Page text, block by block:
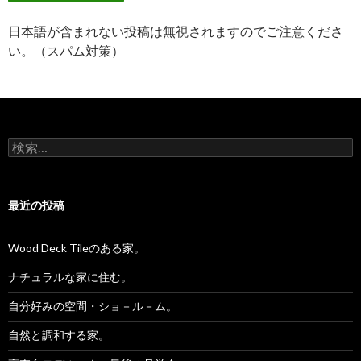
日本語が含まれない投稿は無視されますのでご注意くださ
い。（スパム対策）
検
索:
最近の投稿
Wood Deck Tileのある家。
ナチュラルな家に住む。
自分好みの空間・ショ－ル－ム。
自然と調和する家。